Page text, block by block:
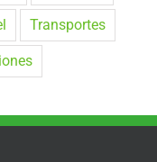
Transportes